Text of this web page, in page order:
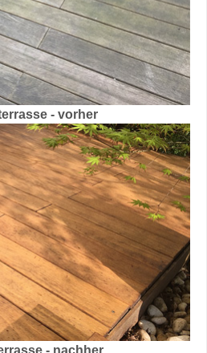
- vorher
- nachher